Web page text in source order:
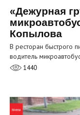
«Дежурная
Копылова
В ресторан быстрого
водитель
1440